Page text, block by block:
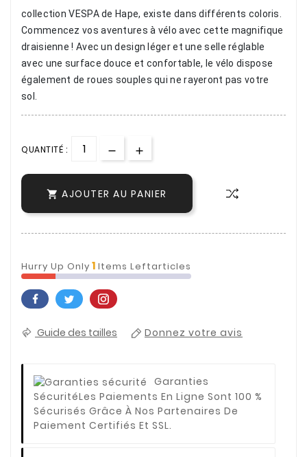
collection VESPA de Hape, existe dans différents coloris.
Commencez vos aventures à vélo avec cette magnifique
draisienne ! Avec un design léger et une selle réglable
avec une surface douce et confortable, le vélo dispose
également de roues souples qui ne rayeront pas votre
sol.
QUANTITÉ :
 AJOUTER AU PANIER
Hurry Up Only 1 Items Leftarticles
Guide des tailles Donnez votre avis
Garanties
SécuritéLes Paiements En Ligne Sont 100 %
Sécurisés Grâce À Nos Partenaires De
Paiement Certifiés Et SSL.